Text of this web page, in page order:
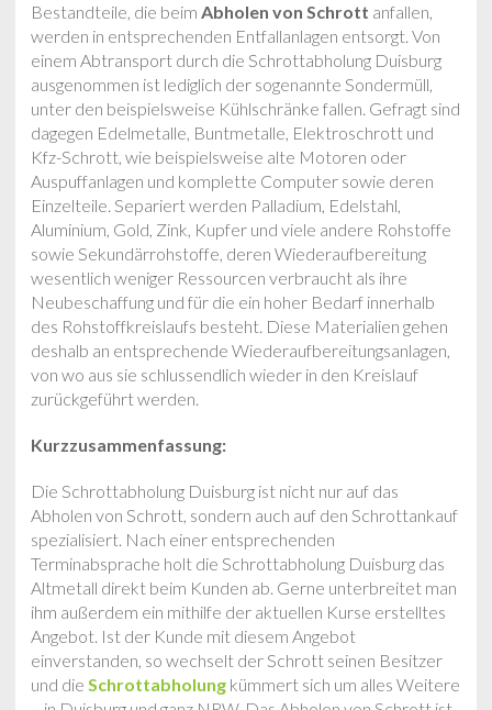
Bestandteile, die beim Abholen von Schrott anfallen,
werden in entsprechenden Entfallanlagen entsorgt. Von
einem Abtransport durch die Schrottabholung Duisburg
ausgenommen ist lediglich der sogenannte Sondermüll,
unter den beispielsweise Kühlschränke fallen. Gefragt sind
dagegen Edelmetalle, Buntmetalle, Elektroschrott und
Kfz-Schrott, wie beispielsweise alte Motoren oder
Auspuffanlagen und komplette Computer sowie deren
Einzelteile. Separiert werden Palladium, Edelstahl,
Aluminium, Gold, Zink, Kupfer und viele andere Rohstoffe
sowie Sekundärrohstoffe, deren Wiederaufbereitung
wesentlich weniger Ressourcen verbraucht als ihre
Neubeschaffung und für die ein hoher Bedarf innerhalb
des Rohstoffkreislaufs besteht. Diese Materialien gehen
deshalb an entsprechende Wiederaufbereitungsanlagen,
von wo aus sie schlussendlich wieder in den Kreislauf
zurückgeführt werden.
Kurzzusammenfassung:
Die Schrottabholung Duisburg ist nicht nur auf das
Abholen von Schrott, sondern auch auf den Schrottankauf
spezialisiert. Nach einer entsprechenden
Terminabsprache holt die Schrottabholung Duisburg das
Altmetall direkt beim Kunden ab. Gerne unterbreitet man
ihm außerdem ein mithilfe der aktuellen Kurse erstelltes
Angebot. Ist der Kunde mit diesem Angebot
einverstanden, so wechselt der Schrott seinen Besitzer
und die Schrottabholung kümmert sich um alles Weitere